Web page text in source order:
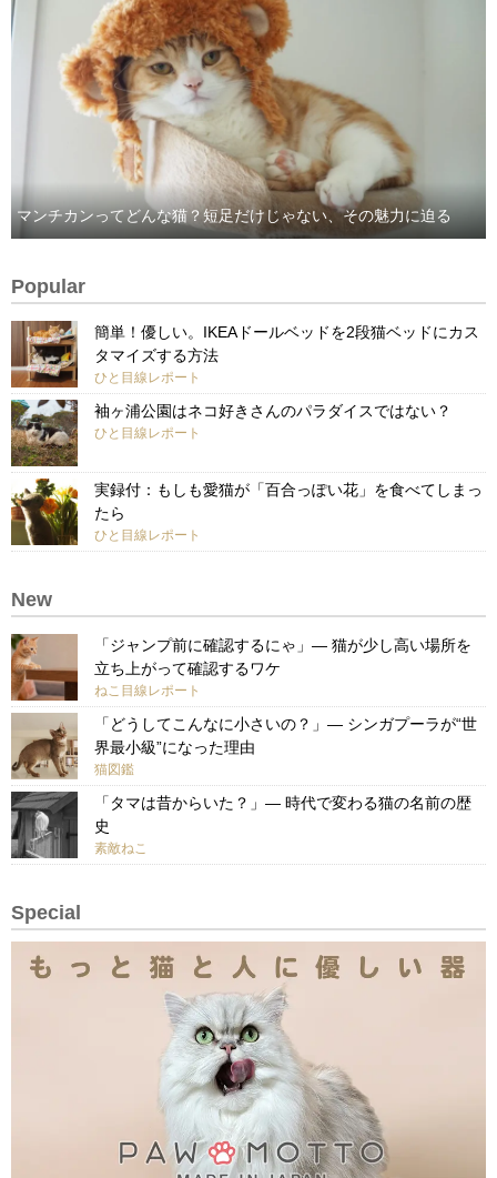
マンチカンってどんな猫？短足だけじゃない、その魅力に迫る
Popular
簡単！優しい。IKEAドールベッドを2段猫ベッドにカス
タマイズする方法
ひと目線レポート
袖ヶ浦公園はネコ好きさんのパラダイスではない？
ひと目線レポート
実録付：もしも愛猫が「百合っぽい花」を食べてしまっ
たら
ひと目線レポート
New
「ジャンプ前に確認するにゃ」— 猫が少し高い場所を
立ち上がって確認するワケ
ねこ目線レポート
「どうしてこんなに小さいの？」— シンガプーラが“世
界最小級”になった理由
猫図鑑
「タマは昔からいた？」— 時代で変わる猫の名前の歴
史
素敵ねこ
Special